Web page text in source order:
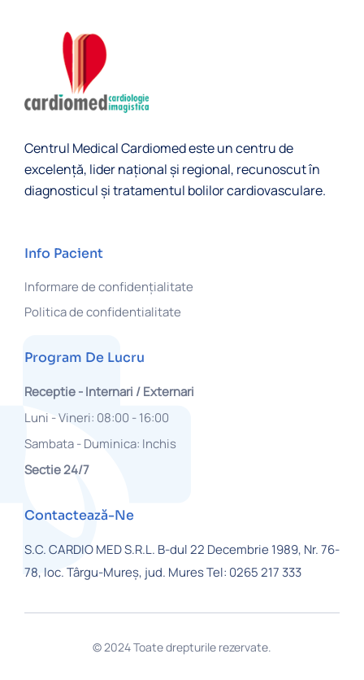
Centrul Medical Cardiomed este un centru de
excelență, lider naţional și regional, recunoscut în
diagnosticul şi tratamentul bolilor cardiovasculare.
Info Pacient
Informare de confidențialitate
Politica de confidentialitate
Program De Lucru
Receptie - Internari / Externari
Luni - Vineri: 08:00 - 16:00
Sambata - Duminica: Inchis
Sectie 24/7
Contactează-Ne
S.C. CARDIO MED S.R.L. B-dul 22 Decembrie 1989, Nr. 76-
78, loc. Târgu-Mureș, jud. MuresTel: 0265 217 333
© 2024 Toate drepturile rezervate.